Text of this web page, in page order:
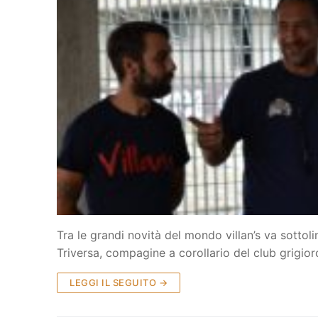
Home
Società
Organigramma
Centro Sportivo
Settore Giovanile
Organizzazione
Piccoli amici
Pulcini
Campionati
Eccellenza
Settore
Contatti
Sponsor
Tra le grandi novità del mondo villan’s va
Triversa, compagine a corollario del club
LEGGI IL SEGUITO →